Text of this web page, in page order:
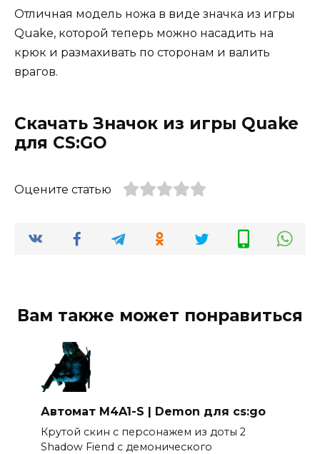
Отличная модель ножа в виде значка из игры
Quake, которой теперь можно насадить на
крюк и размахивать по сторонам и валить
врагов.
Скачать Значок из игры Quake
для CS:GO
Оцените статью
Вам также может понравиться
Автомат M4A1-S | Demon для cs:go
Крутой скин c персонажем из доты 2
Shadow Fiend c демонического